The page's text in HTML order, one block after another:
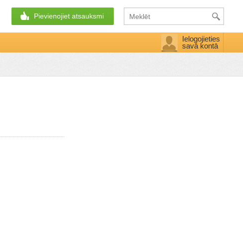
Pievienojiet atsauksmi
Ielogojieties
savā kontā